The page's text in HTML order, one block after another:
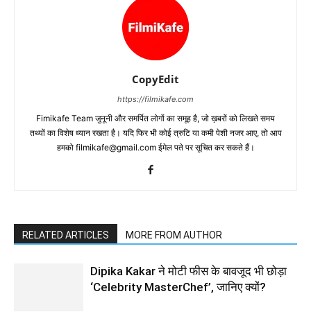
CopyEdit
https://filmikafe.com
Fimikafe Team जुनूनी और समर्पित लोगों का समूह है, जो ख़बरों को लिखते समय
तथ्‍यों का विशेष ध्‍यान रखता है। यदि फिर भी कोई त्रुटि या कमी पेशी नजर आए, तो आप
हमको filmikafe@gmail.com ईमेल पते पर सूचित कर सकते हैं।
RELATED ARTICLES MORE FROM AUTHOR
Dipika Kakar ने मोटी फीस के बावजूद भी छोड़ा
‘Celebrity MasterChef’, जानिए क्यों?